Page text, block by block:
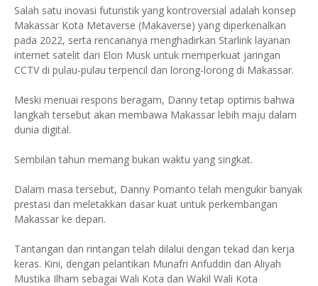
Salah satu inovasi futuristik yang kontroversial adalah konsep
Makassar Kota Metaverse (Makaverse) yang diperkenalkan
pada 2022, serta rencananya menghadirkan Starlink layanan
internet satelit dari Elon Musk untuk memperkuat jaringan
CCTV di pulau-pulau terpencil dan lorong-lorong di Makassar.
Meski menuai respons beragam, Danny tetap optimis bahwa
langkah tersebut akan membawa Makassar lebih maju dalam
dunia digital.
Sembilan tahun memang bukan waktu yang singkat.
Dalam masa tersebut, Danny Pomanto telah mengukir banyak
prestasi dan meletakkan dasar kuat untuk perkembangan
Makassar ke depan.
Tantangan dan rintangan telah dilalui dengan tekad dan kerja
keras. Kini, dengan pelantikan Munafri Arifuddin dan Aliyah
Mustika Ilham sebagai Wali Kota dan Wakil Wali Kota